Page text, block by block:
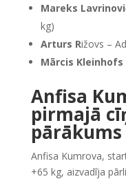
Mareks
kg)
Arturs Rižovs –
Mārcis Kleinhofs
Anfisa
pirmajā
Anfisa Kumrova,
+65 kg, aizvadīja